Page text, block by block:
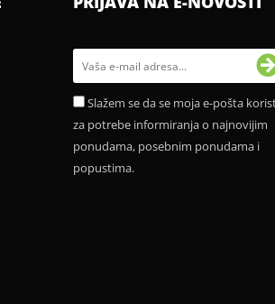
Slažem se da se moja e-pošta
za potrebe informiranja o najnovijim
ponudama, posebnim ponudama i
popustima.